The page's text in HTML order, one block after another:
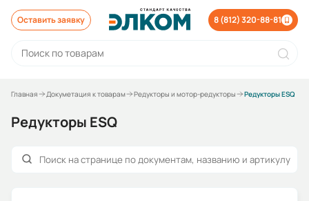
Оставить заявку 8 (812) 320-88-81
Главная Докуметация к товарам Редукторы и мотор-редукторы Редукторы ESQ
Редукторы ESQ